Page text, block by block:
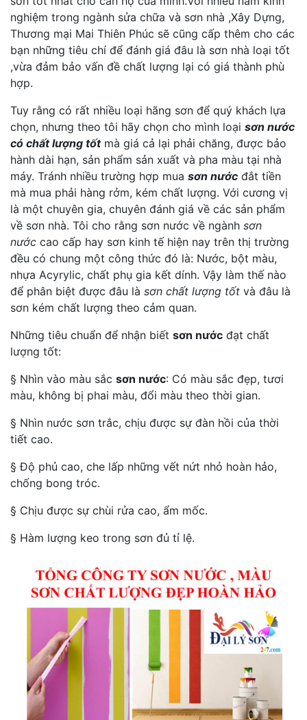
nghiệm trong ngành sửa chữa và sơn nhà ,Xây Dựng,
Thương mại Mai Thiên Phúc sẽ cũng cấp thêm cho các
bạn những tiêu chí để đánh giá đâu là sơn nhà loại tốt
,vừa đảm bảo vấn đề chất lượng lại có giá thành phù
hợp.
Tuy rằng có rất nhiều loại hãng sơn để quý khách lựa
chọn, nhưng theo tôi hãy chọn cho mình loại sơn nước
có chất lượng tốtmà giá cả lại phải chăng, được bảo
hành dài hạn, sản phẩm sản xuất và pha màu tại nhà
máy. Tránh nhiều trường hợp mua sơn nước đắt tiền
mà mua phải hàng rởm, kém chất lượng. Với cương vị
là một chuyên gia, chuyên đánh giá về các sản phẩm
về sơn nhà. Tôi cho rằng sơn nước về ngành sơn
nước cao cấp hay sơn kinh tế hiện nay trên thị trường
đều có chung một công thức đó là: Nước, bột màu,
nhựa Acyrylic, chất phụ gia kết dính. Vậy làm thế nào
để phân biệt được đâu là sơn chất lượng tốt và đâu là
sơn kém chất lượng theo cảm quan.
Những tiêu chuẩn để nhận biết sơn nước đạt chất
lượng tốt:
§ Nhìn vào màu sắc sơn nước: Có màu sắc đẹp, tươi
màu, không bị phai màu, đổi màu theo thời gian.
§ Nhìn nước sơn trắc, chịu được sự đàn hồi của thời
tiết cao.
§ Độ phủ cao, che lấp những vết nứt nhỏ hoàn hảo,
chống bong tróc.
§ Chịu được sự chùi rửa cao, ẩm mốc.
§ Hàm lượng keo trong sơn đủ tỉ lệ.